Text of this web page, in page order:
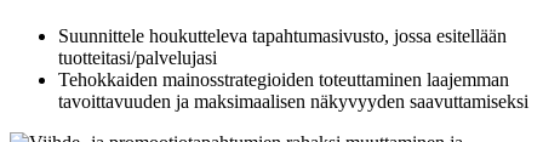
Suunnittele houkutteleva tapahtumasivusto, jossa esitellään
tuotteitasi/palvelujasi
Tehokkaiden mainosstrategioiden toteuttaminen laajemman
tavoittavuuden ja maksimaalisen näkyvyyden saavuttamiseksi